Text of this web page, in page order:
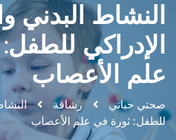
النشاط البدني
الإدراكي
علم الأعصاب
صحتي حياتي رشاقة
للطفل: ثورة في علم الأعصاب